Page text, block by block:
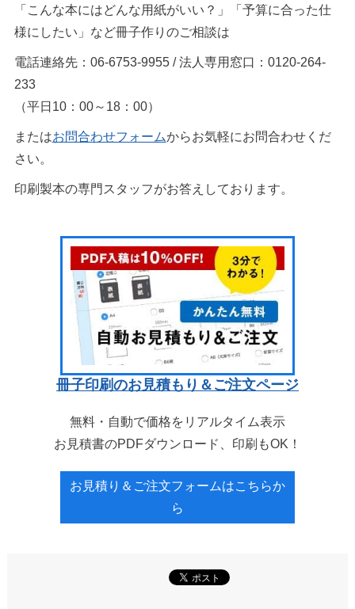
「こんな本にはどんな用紙がいい？」「予算に合った仕
様にしたい」など冊子作りのご相談は
電話連絡先：06-6753-9955 / 法人専用窓口：0120-264-
233
（平日10：00～18：00）
またはお問合わせフォームからお気軽にお問合わせくだ
さい。
印刷製本の専門スタッフがお答えしております。
冊子印刷のお見積もり＆ご注文ページ
無料・自動で価格をリアルタイム表示
お見積書のPDFダウンロード、印刷もOK！
お見積り＆ご注文フォームはこちらか
ら